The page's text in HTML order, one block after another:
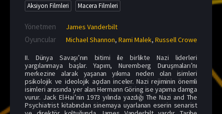
Aksiyon Filmleri Macera Filmleri
Yönetmen James Vanderbilt
Oyuncular Michael Shannon, Rami Malek, Russell Crowe
II. Dünya Savaşı’nın bitimi ile birlikte Nazi liderleri
yargılanmaya başlar. Yapım, Nuremberg Duruşmaları’nı
merkezine alarak yaşanan yıkıma neden olan isimleri
psikolojik ve ideolojik açıdan inceler. Nazi rejiminin önemli
isimleri arasında yer alan Hermann Göring ise yapıma damga
vurur. Jack El-Hai’nin 1973 yılında yazdığı The Nazi and The
Psychiatrist kitabından sinemaya uyarlanan eserin senarist